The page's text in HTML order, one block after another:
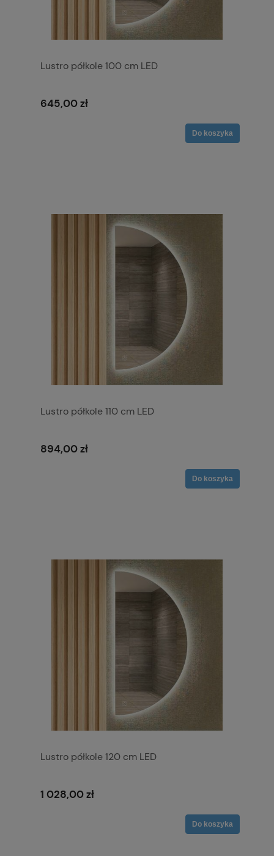
Lustro półkole 100 cm LED
645,00 zł
Do koszyka
Lustro półkole 110 cm LED
894,00 zł
Do koszyka
Lustro półkole 120 cm LED
1 028,00 zł
Do koszyka